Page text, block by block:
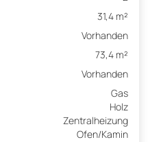
31,4 m²
Vorhanden
73,4 m²
Vorhanden
Gas
Holz
Zentralheizung
Ofen/Kamin